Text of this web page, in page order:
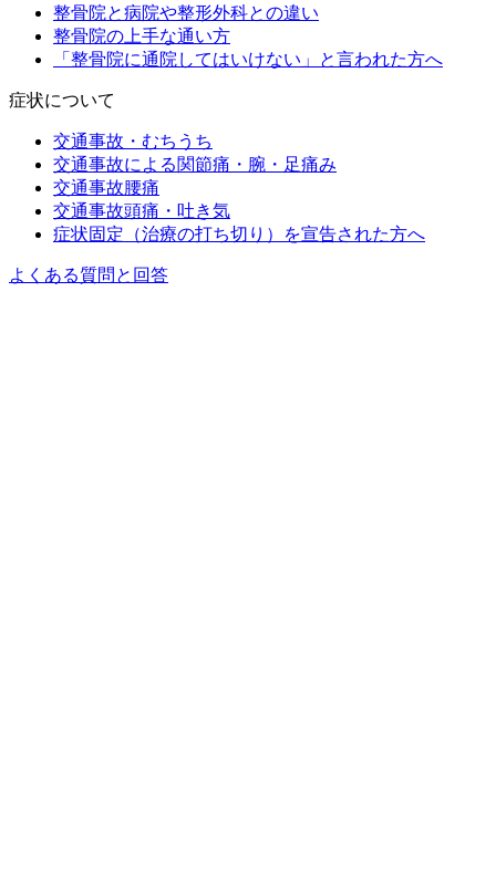
整骨院と病院や整形外科との違い
整骨院の上手な通い方
「整骨院に通院してはいけない」と言われた方へ
症状について
交通事故・むちうち
交通事故による関節痛・腕・足痛み
交通事故腰痛
交通事故頭痛・吐き気
症状固定（治療の打ち切り）を宣告された方へ
よくある質問と回答